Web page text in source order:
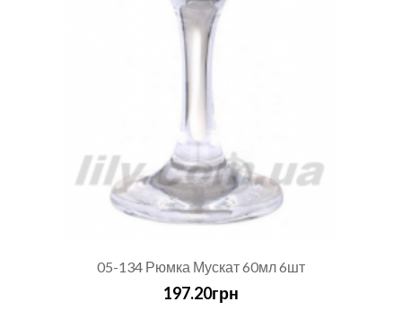
05-134 Рюмка Мускат 60мл 6шт
197.20грн